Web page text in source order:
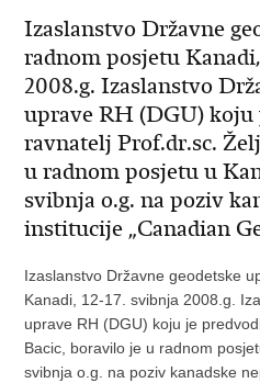
Izaslanstvo Državne
radnom posjetu
2008.g. Izaslanstvo
uprave RH (DGU) koju
ravnatelj Prof.dr.sc.
u radnom posjetu u
svibnja o.g. na poziv
institucije „Canadian
Izaslanstvo Državne geodetske
Kanadi, 12-17. svibnja 2008.g.
uprave RH (DGU) koju je
Bacic, boravilo je u radnom
svibnja o.g. na poziv kanadske